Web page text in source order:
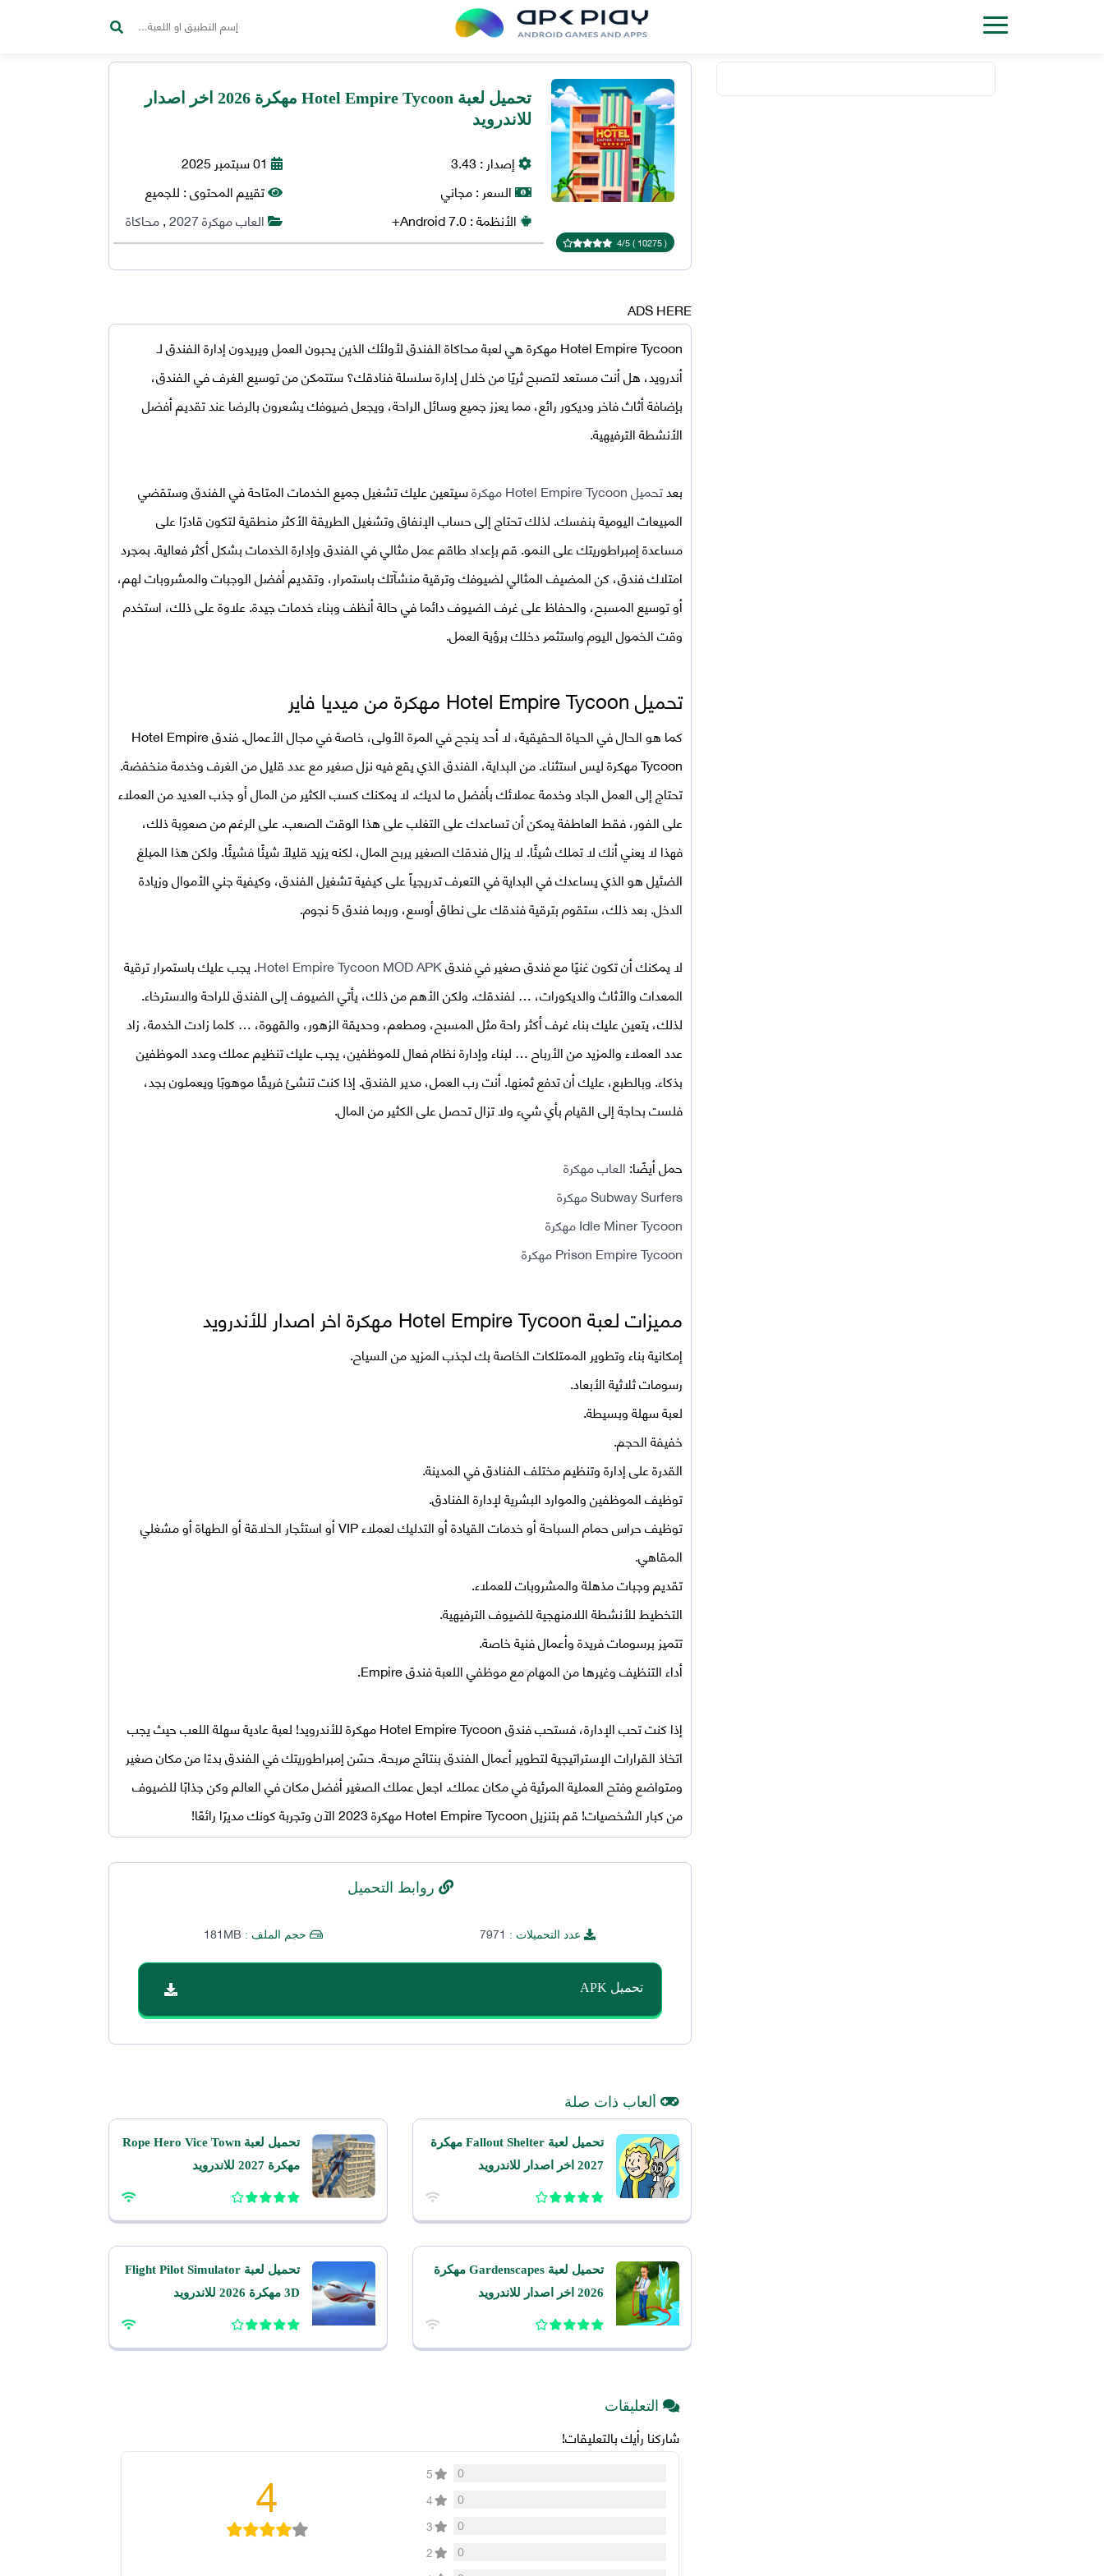
تحميل لعبة Hotel Empire Tycoon مهكرة 2026 اخر اصدار
للاندرويد
إصدار :3.43
السعر :مجاني
الأنظمة :
Android7.0+
01 سبتمبر 2025
تقييم المحتوى :للجميع
العاب مهكرة 2027
,محاكاة
(
10275
)
4/5
ADS HERE
Hotel Empire Tycoon مهكرة
هي لعبة محاكاة الفندق لأولئك الذين يحبون العمل ويريدون إدارة الفندق لـ
أندرويد، هل أنت مستعد لتصبح ثريًا من خلال إدارة سلسلة فنادقك؟ ستتمكن من توسيع الغرف في الفندق،
بإضافة أثاث فاخر وديكور رائع، مما يعزز جميع وسائل الراحة، ويجعل ضيوفك يشعرون بالرضا عند تقديم أفضل
الأنشطة الترفيهية.
بعدتحميل Hotel Empire Tycoon مهكرة
سيتعين عليك تشغيل جميع الخدمات المتاحة في الفندق وستقضي
المبيعات اليومية بنفسك. لذلك تحتاج إلى حساب الإنفاق وتشغيل الطريقة الأكثر منطقية لتكون قادرًا على
مساعدة إمبراطوريتك على النمو. قم بإعداد طاقم عمل مثالي في الفندق وإدارة الخدمات بشكل أكثر فعالية. بمجرد
امتلاك فندق، كن المضيف المثالي لضيوفك وترقية منشآتك باستمرار، وتقديم أفضل الوجبات والمشروبات لهم،
أو توسيع المسبح، والحفاظ على غرف الضيوف دائما في حالة أنظف وبناء خدمات جيدة. علاوة على ذلك، استخدم
وقت الخمول اليوم واستثمر دخلك برؤية العمل.
تحميلHotel Empire Tycoon مهكرة من ميديا فاير
كما هو الحال في الحياة الحقيقية، لا أحد ينجح في المرة الأولى، خاصة في مجال الأعمال. فندقHotel Empire
Tycoon مهكرة
ليس استثناء. من البداية، الفندق الذي يقع فيه نزل صغير مع عدد قليل من الغرف وخدمة منخفضة.
تحتاج إلى العمل الجاد وخدمة عملائك بأفضل ما لديك. لا يمكنك كسب الكثير من المال أو جذب العديد من العملاء
على الفور، فقط العاطفة يمكن أن تساعدك على التغلب على هذا الوقت الصعب. على الرغم من صعوبة ذلك،
فهذا لا يعني أنك لا تملك شيئًا. لا يزال فندقك الصغير يربح المال، لكنه يزيد قليلاً شيئًا فشيئًا. ولكن هذا المبلغ
الضئيل هو الذي يساعدك في البداية في التعرف تدريجياً على كيفية تشغيل الفندق، وكيفية جني الأموال وزيادة
الدخل. بعد ذلك، ستقوم بترقية فندقك على نطاق أوسع، وربما فندق 5 نجوم.
لا يمكنك أن تكون غنيًا مع فندق صغير في فندقHotel Empire Tycoon MOD APK. يجب عليك باستمرار ترقية
المعدات والأثاث والديكورات، … لفندقك. ولكن الأهم من ذلك، يأتي الضيوف إلى الفندق للراحة والاسترخاء.
لذلك، يتعين عليك بناء غرف أكثر راحة مثل المسبح، ومطعم، وحديقة الزهور، والقهوة، … كلما زادت الخدمة، زاد
عدد العملاء والمزيد من الأرباح … لبناء وإدارة نظام فعال للموظفين، يجب عليك تنظيم عملك وعدد الموظفين
بذكاء. وبالطبع، عليك أن تدفع ثمنها. أنت رب العمل، مدير الفندق. إذا كنت تنشئ فريقًا موهوبًا ويعملون بجد،
فلست بحاجة إلى القيام بأي شيء ولا تزال تحصل على الكثير من المال.
حمل أيضًا:العاب مهكرة
Subway Surfers مهكرة
Idle Miner Tycoon مهكرة
Prison Empire Tycoon مهكرة
مميزات لعبةHotel Empire Tycoonمهكرة اخر اصدار للأندرويد
إمكانية بناء وتطوير الممتلكات الخاصة بك لجذب المزيد من السياح.
رسومات ثلاثية الأبعاد.
لعبة سهلة وبسيطة.
خفيفة الحجم.
القدرة على إدارة وتنظيم مختلف الفنادق في المدينة.
توظيف الموظفين والموارد البشرية لإدارة الفنادق.
توظيف حراس حمام السباحة أو خدمات القيادة أو التدليك لعملاء VIP أو استئجار الحلاقة أو الطهاة أو مشغلي
المقاهي.
تقديم وجبات مذهلة والمشروبات للعملاء.
التخطيط للأنشطة اللامنهجية للضيوف الترفيهية.
تتميز برسومات فريدة وأعمال فنية خاصة.
أداء التنظيف وغيرها من المهام مع موظفي اللعبة فندق Empire.
إذا كنت تحب الإدارة، فستحب فندقHotel Empire Tycoonمهكرة للأندرويد! لعبة عادية سهلة اللعب حيث يجب
اتخاذ القرارات الإستراتيجية لتطوير أعمال الفندق بنتائج مربحة. حسّن إمبراطوريتك في الفندق بدءًا من مكان صغير
ومتواضع وفتح العملية المرئية في مكان عملك. اجعل عملك الصغير أفضل مكان في العالم وكن جذابًا للضيوف
من كبار الشخصيات! قمبتنزيل Hotel Empire Tycoon مهكرة 2023 الآن وتجربة كونك مديرًا رائعًا!
روابط التحميل
عدد التحميلات : 7971 حجم الملف : 181MB
تحميل APK
ألعاب ذات صلة
تحميل لعبة Fallout Shelter مهكرة
2027 اخر اصدار للاندرويد
تحميل لعبة Rope Hero Vice Town
مهكرة 2027 للاندرويد
تحميل لعبة Gardenscapes مهكرة
2026 اخر اصدار للاندرويد
تحميل لعبة Flight Pilot Simulator
3D مهكرة 2026 للاندرويد
التعليقات
شاركنا رأيك بالتعليقات!
0
5
0
4
0
3
0
2
4